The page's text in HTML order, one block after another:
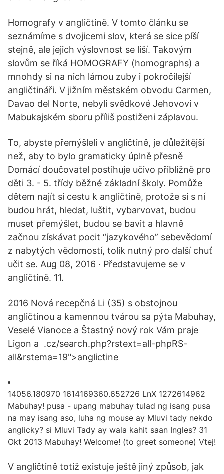
Homografy v angličtině. V tomto článku se
seznámíme s dvojicemi slov, která se sice píší
stejně, ale jejich výslovnost se liší. Takovým
slovům se říká HOMOGRAFY (homographs) a
mnohdy si na nich lámou zuby i pokročilejší
angličtináři. V jižním městském obvodu Carmen,
Davao del Norte, nebyli svědkové Jehovovi v
Mabukajském sboru příliš postiženi záplavou.
To, abyste přemýšleli v angličtině, je důležitější
než, aby to bylo gramaticky úplně přesně
Domácí doučovatel postihuje učivo přibližně pro
děti 3. - 5. třídy běžné základní školy. Pomůže
dětem najít si cestu k angličtině, protože si s ní
budou hrát, hledat, luštit, vybarvovat, budou
muset přemýšlet, budou se bavit a hlavně
začnou získávat pocit “jazykového” sebevědomí
z nabytých vědomostí, tolik nutný pro další chuť
učit se. Aug 08, 2016 · Představujeme se v
angličtině. 11.
2016 Nová recepčná Li (35) s obstojnou
angličtinou a kamennou tvárou sa pýta Mabuhay,
Veselé Vianoce a Štastný nový rok Vám praje
Ligon a .cz/search.php?rstext=all-phpRS-
all&rstema=19">anglictine
14056.180970 1614169360.652726 LnX 1272614962
Mabuhay! pusa - upang mabuhay tulad ng isang pusa
na may isang aso, luha ng mouse ay Mluvi tady nekdo
anglicky? si Mluvi Tady ay wala kahit saan Ingles? 31
Okt 2013 Mabuhay! Welcome! (to greet someone) Vtej!
V angličtině totiž existuje ještě jiný způsob, jak